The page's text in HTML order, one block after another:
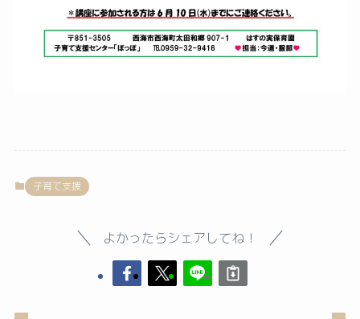
子育て支援
よかったらシェアしてね！